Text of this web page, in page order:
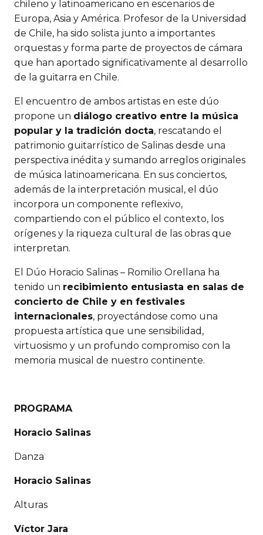
chileno y latinoamericano en escenarios de
Europa, Asia y América. Profesor de la Universidad
de Chile, ha sido solista junto a importantes
orquestas y forma parte de proyectos de cámara
que han aportado significativamente al desarrollo
de la guitarra en Chile.
El encuentro de ambos artistas en este dúo
propone un diálogo creativo entre la música
popular y la tradición docta, rescatando el
patrimonio guitarrístico de Salinas desde una
perspectiva inédita y sumando arreglos originales
de música latinoamericana. En sus conciertos,
además de la interpretación musical, el dúo
incorpora un componente reflexivo,
compartiendo con el público el contexto, los
orígenes y la riqueza cultural de las obras que
interpretan.
El Dúo Horacio Salinas – Romilio Orellana ha
tenido un recibimiento entusiasta en salas de
concierto de Chile y en festivales
internacionales, proyectándose como una
propuesta artística que une sensibilidad,
virtuosismo y un profundo compromiso con la
memoria musical de nuestro continente.
PROGRAMA
Horacio Salinas
Danza
Horacio Salinas
Alturas
Víctor Jara